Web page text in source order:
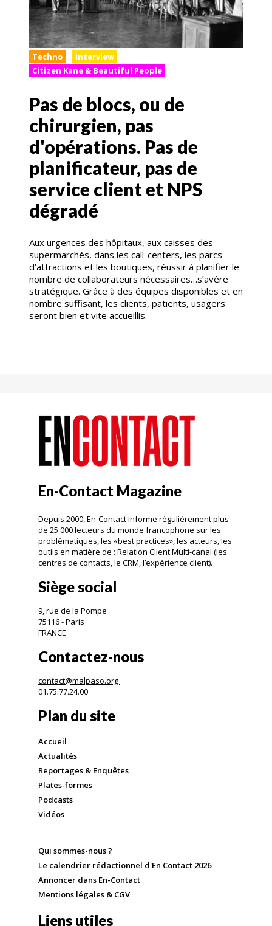
Techno
Interview
Citizen Kane & Beautiful People
Pas de blocs, ou de
chirurgien, pas
d'opérations. Pas de
planificateur, pas de
service client et NPS
dégradé
Aux urgences des hôpitaux, aux caisses des
supermarchés, dans les call-centers, les parcs
d’attractions et les boutiques, réussir à planifier le
nombre de collaborateurs nécessaires…s’avère
stratégique. Grâce à des équipes disponibles et en
nombre suffisant, les clients, patients, usagers
seront bien et vite accueillis.
En-Contact Magazine
Depuis 2000, En-Contact informe régulièrement plus
de 25 000 lecteurs du monde francophone sur les
problématiques, les «best practices», les acteurs, les
outils en matière de : Relation Client Multi-canal (les
centres de contacts, le CRM, l’expérience client).
Siège social
9, rue de la Pompe
75116 - Paris
FRANCE
Contactez-nous
contact@malpaso.org
01.75.77.24.00
Plan du site
Accueil
Actualités
Reportages & Enquêtes
Plates-formes
Podcasts
Vidéos
Qui sommes-nous ?
Le calendrier rédactionnel d'En Contact 2026
Annoncer dans En-Contact
Mentions légales & CGV
Liens utiles